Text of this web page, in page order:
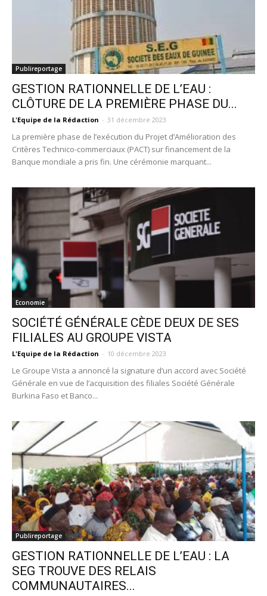
Publireportage
GESTION RATIONNELLE DE L’EAU :
CLÔTURE DE LA PREMIÈRE PHASE DU...
L'Equipe de la Rédaction - 31 décembre 2023
La première phase de l’exécution du Projet d’Amélioration des
Critères Technico-commerciaux (PACT) sur financement de la
Banque mondiale a pris fin. Une cérémonie marquant...
Economie
SOCIÉTÉ GÉNÉRALE CÈDE DEUX DE SES
FILIALES AU GROUPE VISTA
L'Equipe de la Rédaction - 10 décembre 2023
Le Groupe Vista a annoncé la signature d’un accord avec Société
Générale en vue de l’acquisition des filiales Société Générale
Burkina Faso et Banco...
Publireportage
GESTION RATIONNELLE DE L’EAU : LA
SEG TROUVE DES RELAIS
COMMUNAUTAIRES...